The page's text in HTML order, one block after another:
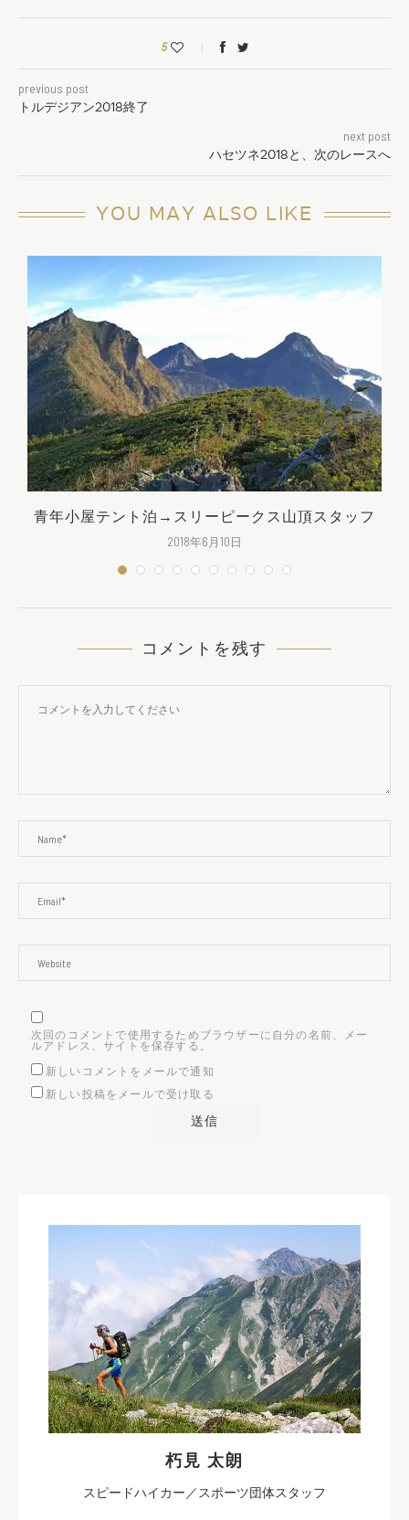
5
previous post
トルデジアン2018終了
next post
ハセツネ2018と、次のレースへ
YOU MAY ALSO LIKE
青年小屋テント泊→スリーピークス山頂スタッフ
2018年6月10日
コメントを残す
次回のコメントで使用するためブラウザーに自分の名前、メー
ルアドレス、サイトを保存する。
新しいコメントをメールで通知
新しい投稿をメールで受け取る
朽見 太朗
スピードハイカー／スポーツ団体スタッフ